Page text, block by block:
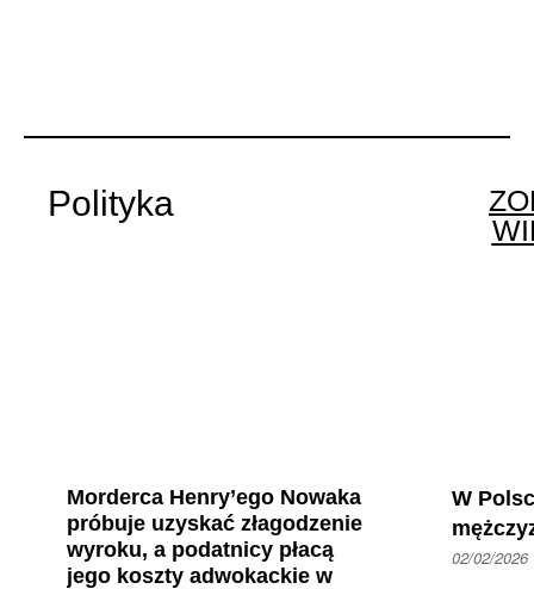
Polityka
Morderca Henry’ego Nowaka
próbuje uzyskać złagodzenie
wyroku, a podatnicy płacą
jego koszty adwokackie w
W
02/02/2026